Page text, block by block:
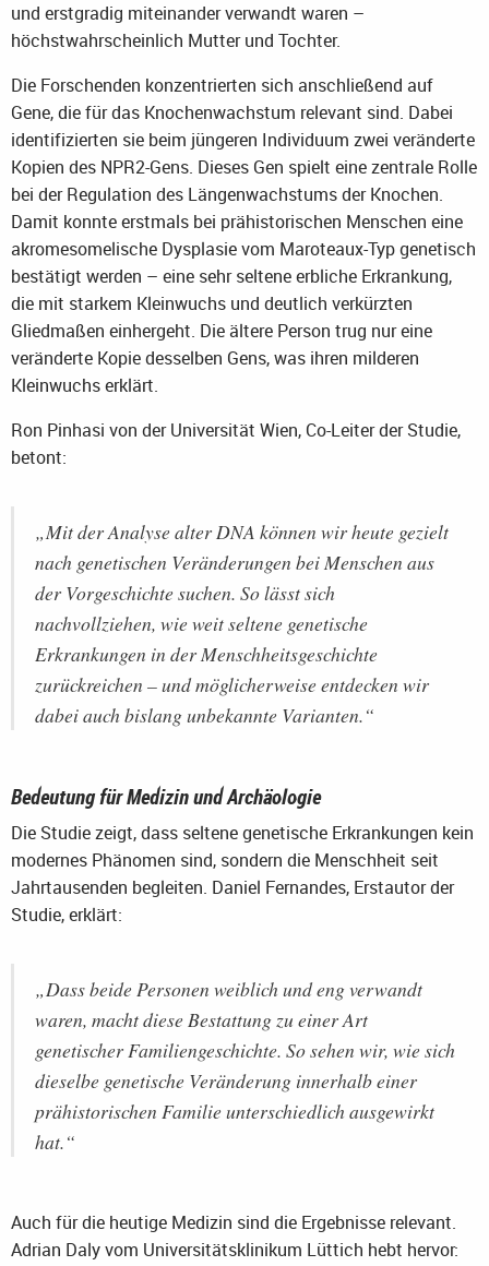
und erstgradig miteinander verwandt waren –
höchstwahrscheinlich Mutter und Tochter.
Die Forschenden konzentrierten sich anschließend auf
Gene, die für das Knochenwachstum relevant sind. Dabei
identifizierten sie beim jüngeren Individuum zwei veränderte
Kopien des NPR2-Gens. Dieses Gen spielt eine zentrale Rolle
bei der Regulation des Längenwachstums der Knochen.
Damit konnte erstmals bei prähistorischen Menschen eine
akromesomelische Dysplasie vom Maroteaux-Typ genetisch
bestätigt werden – eine sehr seltene erbliche Erkrankung,
die mit starkem Kleinwuchs und deutlich verkürzten
Gliedmaßen einhergeht. Die ältere Person trug nur eine
veränderte Kopie desselben Gens, was ihren milderen
Kleinwuchs erklärt.
Ron Pinhasi von der Universität Wien, Co-Leiter der Studie,
betont:
„Mit der Analyse alter DNA können wir heute gezielt
nach genetischen Veränderungen bei Menschen aus
der Vorgeschichte suchen. So lässt sich
nachvollziehen, wie weit seltene genetische
Erkrankungen in der Menschheitsgeschichte
zurückreichen – und möglicherweise entdecken wir
dabei auch bislang unbekannte Varianten.“
Bedeutung für Medizin und Archäologie
Die Studie zeigt, dass seltene genetische Erkrankungen kein
modernes Phänomen sind, sondern die Menschheit seit
Jahrtausenden begleiten. Daniel Fernandes, Erstautor der
Studie, erklärt:
„Dass beide Personen weiblich und eng verwandt
waren, macht diese Bestattung zu einer Art
genetischer Familiengeschichte. So sehen wir, wie sich
dieselbe genetische Veränderung innerhalb einer
prähistorischen Familie unterschiedlich ausgewirkt
hat.“
Auch für die heutige Medizin sind die Ergebnisse relevant.
Adrian Daly vom Universitätsklinikum Lüttich hebt hervor: